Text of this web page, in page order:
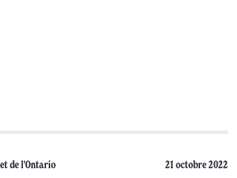
de l'Ontario
21 octobre 2022